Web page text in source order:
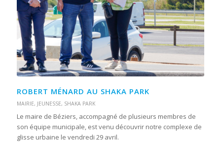
ROBERT MÉNARD AU SHAKA PARK
MAIRIE, JEUNESSE, SHAKA PARK
Le maire de Béziers, accompagné de plusieurs membres de
son équipe municipale, est venu découvrir notre complexe de
glisse urbaine le vendredi 29 avril.